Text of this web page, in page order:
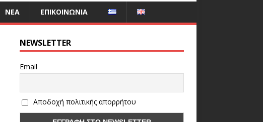
ΝΈΑ ΕΠΙΚΟΙΝΩΝΊΑ
NEWSLETTER
Email
Αποδοχή πολιτικής απορρήτου